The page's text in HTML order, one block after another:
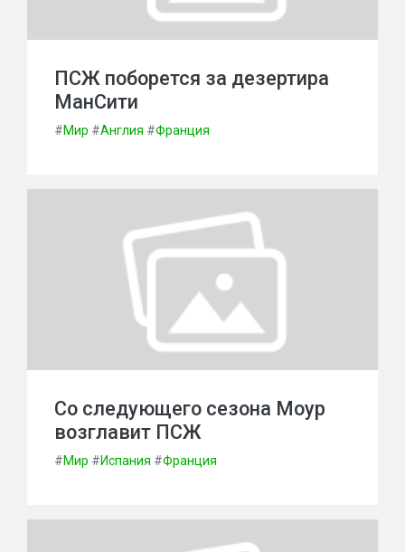
ПСЖ поборется за дезертира
МанСити
#Мир #Англия #Франция
Со следующего сезона Моур
возглавит ПСЖ
#Мир #Испания #Франция